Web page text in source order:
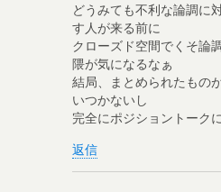
どうみても不利な論調に
す人が来る前に
クローズド空間でくそ論
隈が気になるなぁ
結局、まとめられたもの
いつかないし
完全にポジショントーク
返信